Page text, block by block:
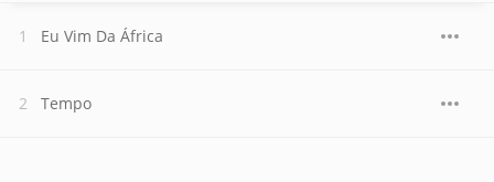
Eu Vim Da África
Tempo